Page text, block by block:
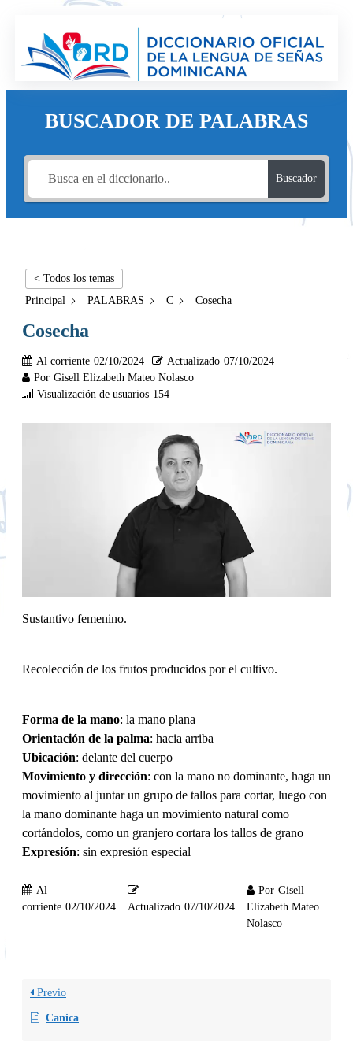
BUSCADOR DE PALABRAS
Buscador
< Todos los temas
Principal
PALABRAS C Cosecha
Cosecha
Al corriente 02/10/2024 Actualizado 07/10/2024
Por Gisell Elizabeth Mateo Nolasco
Visualización de usuarios 154
Sustantivo femenino.
Recolección de los frutos producidos por el cultivo.
Forma de la mano: la mano plana
Orientación de la palma: hacia arriba
Ubicación: delante del cuerpo
Movimiento y dirección: con la mano no dominante, haga un
movimiento al juntar un grupo de tallos para cortar, luego con
la mano dominante haga un movimiento natural como
cortándolos, como un granjero cortara los tallos de grano
Expresión: sin expresión especial
Al
corriente 02/10/2024 Actualizado 07/10/2024
Por Gisell
Elizabeth Mateo
Nolasco
Previo
Canica